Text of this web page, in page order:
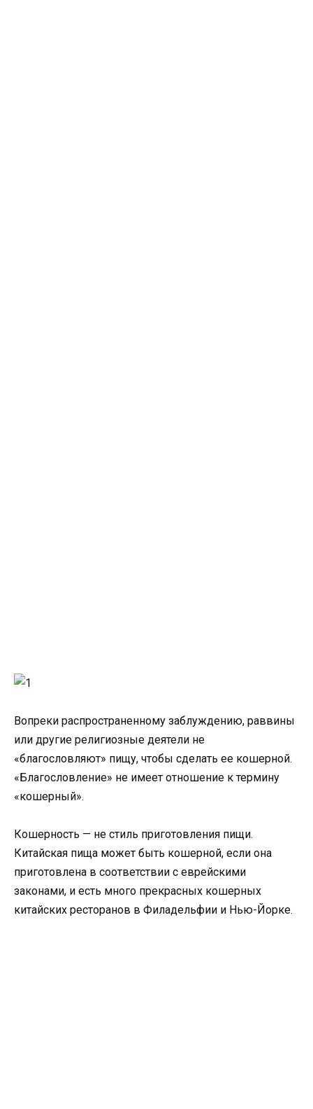
Вопреки распространенному заблуждению, раввины
или другие религиозные деятели не
«благословляют» пищу, чтобы сделать ее кошерной.
«Благословление» не имеет отношение к термину
«кошерный».
Кошерность — не стиль приготовления пищи.
Китайская пища может быть кошерной, если она
приготовлена в соответствии с еврейскими
законами, и есть много прекрасных кошерных
китайских ресторанов в Филадельфии и Нью-Йорке.